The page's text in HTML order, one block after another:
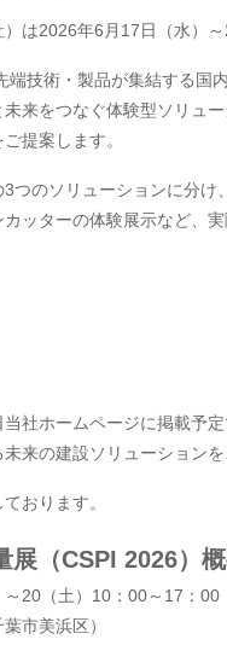
は2026年6月17日（水）
技術・製品が集結する国
来をつなぐ体験型ソリュ
提案します。
つのソリューションに分
ッターの体験展示など、
社ホームページに掲載予定
来の建設ソリューションを
おります。
展（CSPI 2026）
20（土）10：00～17：
市美浜区）